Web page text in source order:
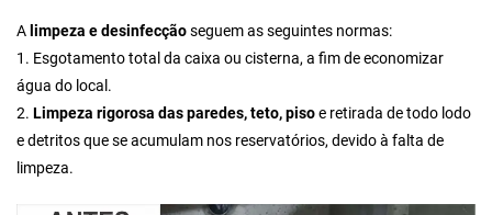
A limpeza e desinfecçãoseguem as seguintes normas:
1. Esgotamento total da caixa ou cisterna, a fim de economizar
água do local.
2. Limpeza rigorosa das paredes, teto, pisoe retirada de todo lodo
e detritos que se acumulam nos reservatórios, devido à falta de
limpeza.